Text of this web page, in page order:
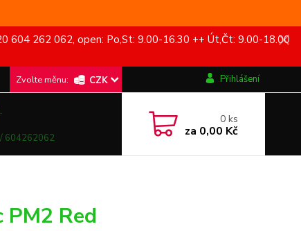
604 262 062, open: Po,St: 9.00-16.30 ++ Út,Čt: 9.00-18.00
CZK Přihlášení
604262062
0ks
za 0,00 Kč
Red